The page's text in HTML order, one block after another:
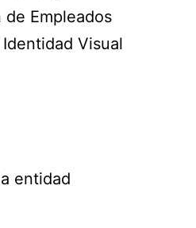
de Empleados
Visual
entidad